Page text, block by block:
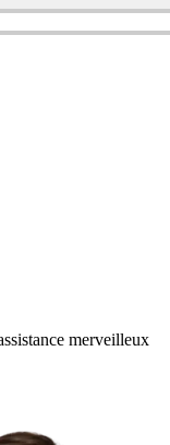
merveilleux